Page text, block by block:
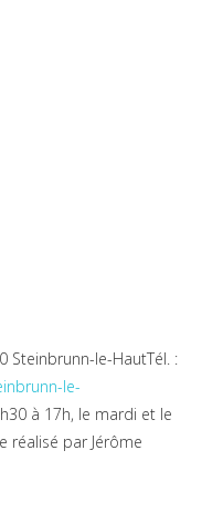
Steinbrunn-le-HautTél. :
le-
à 17h, le mardi et le
réalisé par Jérôme